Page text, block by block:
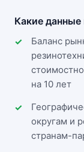
Какие
Баланс
на 10 лет
округам и
странам-